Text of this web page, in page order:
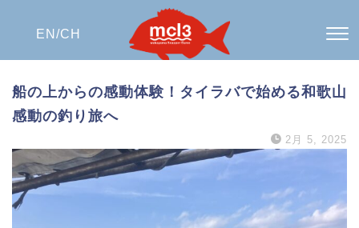
EN/CH
船の上からの感動体験！タイラバで始める和歌山
感動の釣り旅へ
2月 5, 2025